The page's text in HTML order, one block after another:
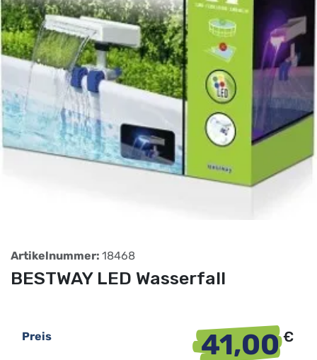
Artikelnummer: 18468
BESTWAY LED Wasserfall
Preis 41,00€